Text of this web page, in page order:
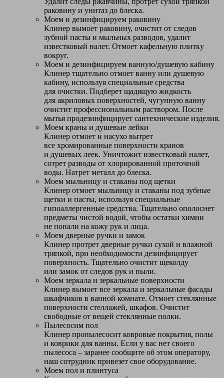
раковину и унитаз до блеска.
Моем и дезинфицируем раковину
Клинер вымоет раковину, очистит от следов
зубной пасты и мыльных разводов, удалит
известковый налет. Отмоет кафельную плитку
вокруг.
Моем и дезинфицируем ванную/душевую кабину
Клинер тщательно отмоет ванну или душевую
кабину, используя специальные средства
для очистки. Подберет щадящую жидкость
для акриловых поверхностей, чугунную ванну
очистит профессиональным раствором. После
мытья продезинфицирует сантехнические изделия.
Моем краны и душевые лейки
Клинер отмоет и насухо вытрет
все хромированные поверхности кранов
и душевых леек. Уничтожит известковый налет,
сотрет разводы от хлорированной проточной
воды. Натрет металл до блеска.
Моем мыльницу и стаканы под щетки
Клинер отмоет мыльницу и стаканы под зубные
щетки и пасты, используя специальные
гипоаллергенные средства. Тщательно ополоснет
предметы чистой водой, чтобы остатки химии
не попали на кожу рук и лица.
Моем дверные ручки и замок
Клинер протрет дверные ручки сухой и влажной
тряпкой, при необходимости дезинфицирует
поверхность. Тщательно очистит щеколду
или замок от следов рук и пыли.
Моем зеркала и зеркальные поверхности
Клинер вымоет все зеркала и зеркальные фасады
шкафчиков в ванной комнате. Отмоет стеклянные
поверхности стеллажей, шкафов. Очистит
свободные от вещей стеклянные полки.
Пылесосим пол
Клинер пропылесосит ковровые покрытия, полы
и коврики для ванны. Если у вас нет своего
пылесоса – заранее сообщите об этом оператору,
наш сотрудник привезет свое оборудование.
Моем пол и плинтуса